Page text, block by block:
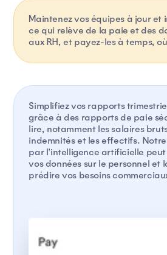
Maintenez vos équipes à jour et
ce qui relève de la paie et des
aux RH, et payez-les à temps,
Simplifiez vos rapports
grâce à des rapports de paie
lire, notamment les salaires
indemnités et les effectifs.
par l'intelligence artificielle peut
vos données sur le personnel et
prédire vos besoins